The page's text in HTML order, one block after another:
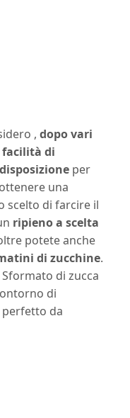
, dopo vari
facilità di
per
una
scelto di farcire il
ripieno a scelta
potete anche
di zucchine.
Sformato di zucca
di
perfetto da